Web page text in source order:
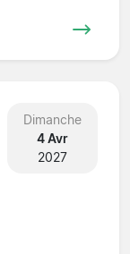
Dimanche
4 Avr
2027